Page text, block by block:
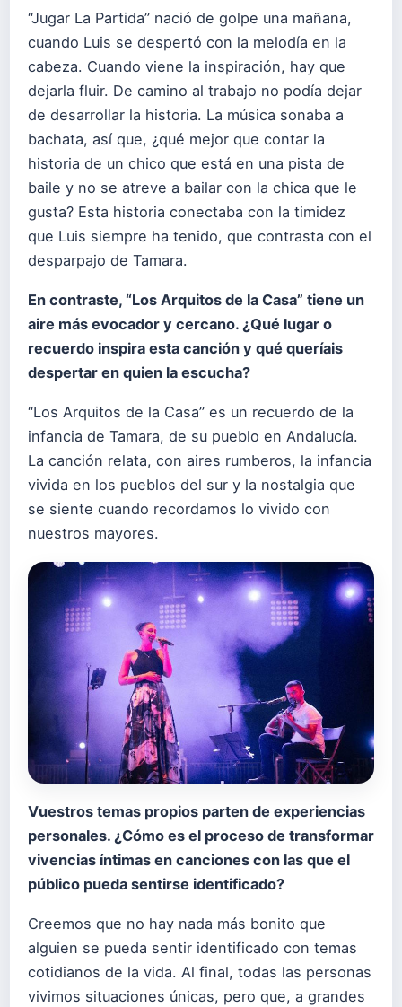
“Jugar La Partida” nació de golpe una mañana,
cuando Luis se despertó con la melodía en la
cabeza. Cuando viene la inspiración, hay que
dejarla fluir. De camino al trabajo no podía dejar
de desarrollar la historia. La música sonaba a
bachata, así que, ¿qué mejor que contar la
historia de un chico que está en una pista de
baile y no se atreve a bailar con la chica que le
gusta? Esta historia conectaba con la timidez
que Luis siempre ha tenido, que contrasta con el
desparpajo de Tamara.
En contraste, “Los Arquitos de la Casa” tiene un
aire más evocador y cercano. ¿Qué lugar o
recuerdo inspira esta canción y qué queríais
despertar en quien la escucha?
“Los Arquitos de la Casa” es un recuerdo de la
infancia de Tamara, de su pueblo en Andalucía.
La canción relata, con aires rumberos, la infancia
vivida en los pueblos del sur y la nostalgia que
se siente cuando recordamos lo vivido con
nuestros mayores.
Vuestros temas propios parten de experiencias
personales. ¿Cómo es el proceso de transformar
vivencias íntimas en canciones con las que el
público pueda sentirse identificado?
Creemos que no hay nada más bonito que
alguien se pueda sentir identificado con temas
cotidianos de la vida. Al final, todas las personas
vivimos situaciones únicas, pero que, a grandes